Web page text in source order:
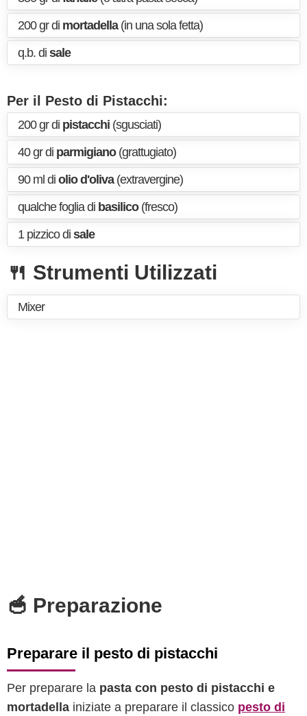
200 gr di mortadella(in una sola fetta)
q.b. di sale
Per il Pesto di Pistacchi:
200 gr di pistacchi (sgusciati)
40 gr di parmigiano(grattugiato)
90 ml di olio d'oliva(extravergine)
qualche foglia di basilico(fresco)
1 pizzico di sale
🍴 Strumenti Utilizzati
Mixer
🥣 Preparazione
Preparare il pesto di pistacchi
Per preparare la pasta con pesto di pistacchi e
mortadella iniziate a preparare il classico pesto di